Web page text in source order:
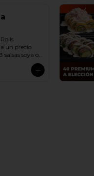
un precio
salsas soya o
- Roll